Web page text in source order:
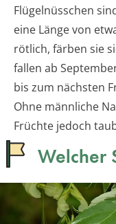
Flügelnüsschen
eine Länge von
rötlich, färben sie
fallen ab
bis zum nächsten
Ohne männliche
Früchte jedoch
Welcher